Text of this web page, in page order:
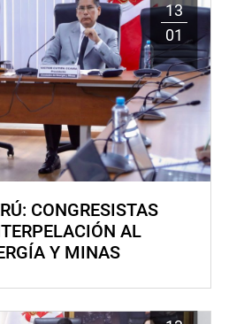
13
01
CONGRESISTAS
AL
Y MINAS